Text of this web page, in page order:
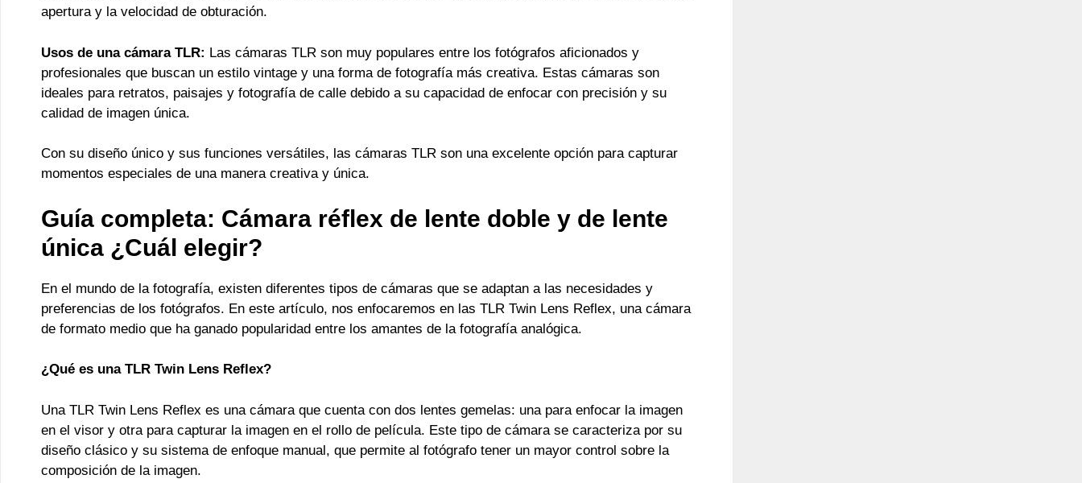
apertura y la velocidad de obturación.
Usos de una cámara TLR: Las cámaras TLR son muy populares entre los fotógrafos aficionados y
profesionales que buscan un estilo vintage y una forma de fotografía más creativa. Estas cámaras son
ideales para retratos, paisajes y fotografía de calle debido a su capacidad de enfocar con precisión y su
calidad de imagen única.
Con su diseño único y sus funciones versátiles, las cámaras TLR son una excelente opción para capturar
momentos especiales de una manera creativa y única.
Guía completa: Cámara réflex de lente doble y de lente
única ¿Cuál elegir?
En el mundo de la fotografía, existen diferentes tipos de cámaras que se adaptan a las necesidades y
preferencias de los fotógrafos. En este artículo, nos enfocaremos en las TLR Twin Lens Reflex, una cámara
de formato medio que ha ganado popularidad entre los amantes de la fotografía analógica.
¿Qué es una TLR Twin Lens Reflex?
Una TLR Twin Lens Reflex es una cámara que cuenta con dos lentes gemelas: una para enfocar la imagen
en el visor y otra para capturar la imagen en el rollo de película. Este tipo de cámara se caracteriza por su
diseño clásico y su sistema de enfoque manual, que permite al fotógrafo tener un mayor control sobre la
composición de la imagen.